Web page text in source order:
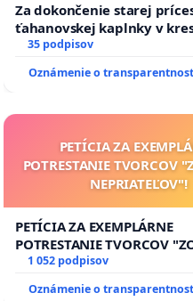
Za dokončenie starej
ťahanovskej kaplnky v
duchu.
35 podpisov
Oznámenie o
PETÍCIA ZA
POTRESTANIE TVORCOV
NEPRIATEĽOV"!
PETÍCIA ZA EXEMPLÁRNE
POTRESTANIE TVORCOV
NEPRIATEĽOV"!
1 052 podpisov
Oznámenie o